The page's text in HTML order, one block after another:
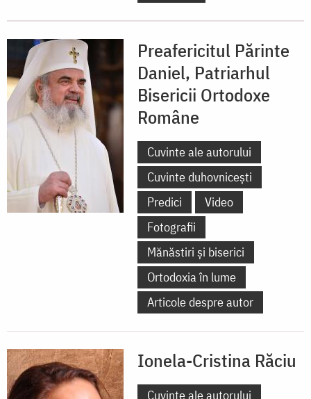
Preafericitul Părinte
Daniel, Patriarhul
Bisericii Ortodoxe
Române
Cuvinte ale autorului
Cuvinte duhovnicești
Predici
Video
Fotografii
Mănăstiri și biserici
Ortodoxia în lume
Articole despre autor
Ionela-Cristina Răciu
Cuvinte ale autorului